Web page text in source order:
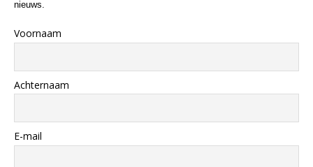
nieuws.
Voornaam
Achternaam
E-mail